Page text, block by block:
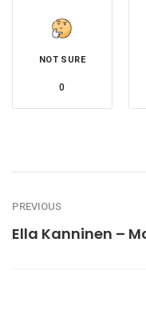
NOT SURE
0
PREVIOUS
Ella Kanninen –